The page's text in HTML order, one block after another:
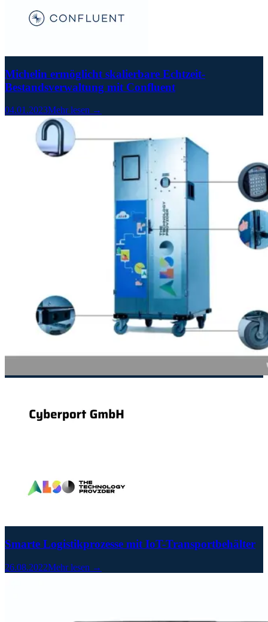
Michelin ermöglicht skalierbare Echtzeit-
Bestandsverwaltung mit Confluent
04.01.2023Mehr lesen →
Smarte Logistikprozesse mit IoT-Transportbehälter
26.08.2022Mehr lesen →